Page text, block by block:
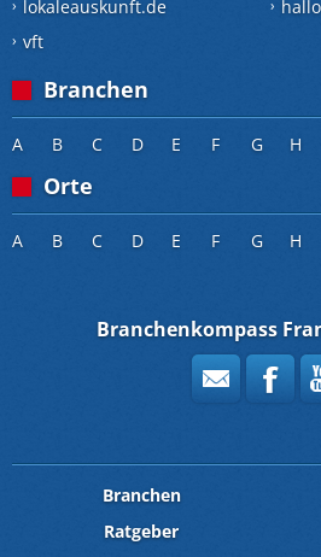
lokaleauskunft.de
vft
Branchen
A B C D E F G H
Orte
A B C D E F G H
Branchenkompass
Branchen
Ratgeber